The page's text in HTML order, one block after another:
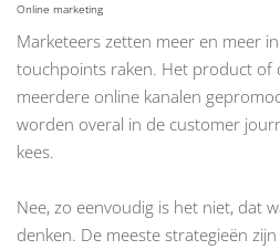
Online marketing
Marketeers zetten meer en meer
touchpoints raken. Het product of
meerdere online kanalen
worden overal in de customer
kees.
Nee, zo eenvoudig is het niet, dat
denken. De meeste strategieën